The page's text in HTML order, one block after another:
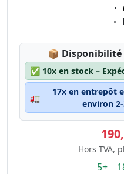
📦 Lagerstatus:
Disponibilité
✅ 10x en stock –
🚛
17x en entrepôt
environ
Hors TVA,
5+